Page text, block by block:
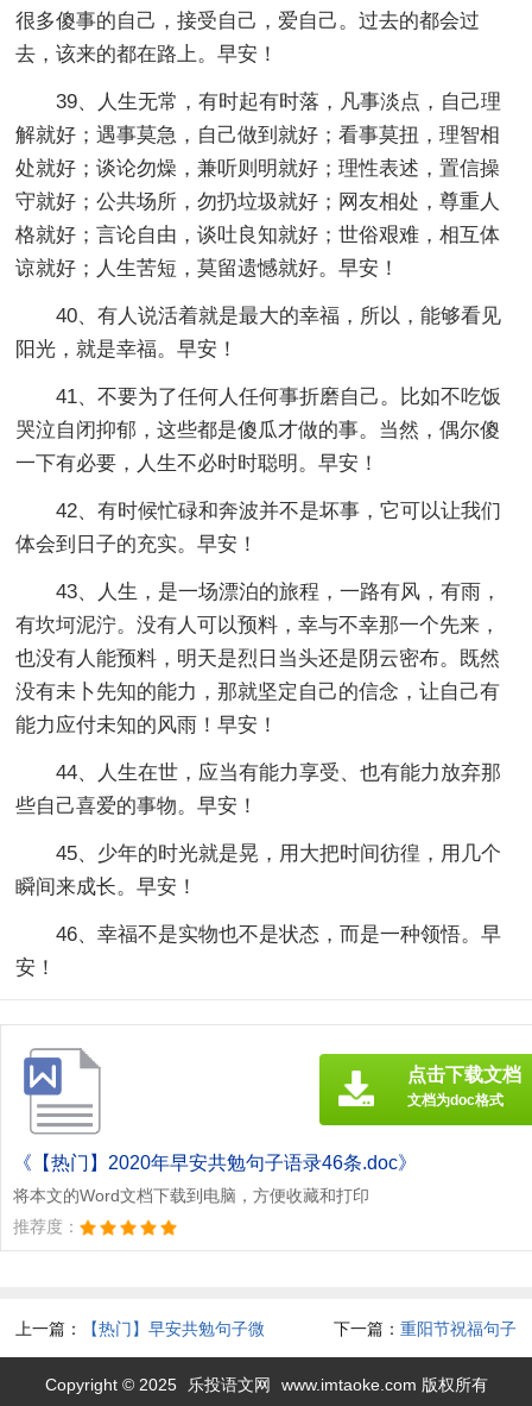
很多傻事的自己，接受自己，爱自己。过去的都会过
去，该来的都在路上。早安！
39、人生无常，有时起有时落，凡事淡点，自己理
解就好；遇事莫急，自己做到就好；看事莫扭，理智相
处就好；谈论勿燥，兼听则明就好；理性表述，置信操
守就好；公共场所，勿扔垃圾就好；网友相处，尊重人
格就好；言论自由，谈吐良知就好；世俗艰难，相互体
谅就好；人生苦短，莫留遗憾就好。早安！
40、有人说活着就是最大的幸福，所以，能够看见
阳光，就是幸福。早安！
41、不要为了任何人任何事折磨自己。比如不吃饭
哭泣自闭抑郁，这些都是傻瓜才做的事。当然，偶尔傻
一下有必要，人生不必时时聪明。早安！
42、有时候忙碌和奔波并不是坏事，它可以让我们
体会到日子的充实。早安！
43、人生，是一场漂泊的旅程，一路有风，有雨，
有坎坷泥泞。没有人可以预料，幸与不幸那一个先来，
也没有人能预料，明天是烈日当头还是阴云密布。既然
没有未卜先知的能力，那就坚定自己的信念，让自己有
能力应付未知的风雨！早安！
44、人生在世，应当有能力享受、也有能力放弃那
些自己喜爱的事物。早安！
45、少年的时光就是晃，用大把时间彷徨，用几个
瞬间来成长。早安！
46、幸福不是实物也不是状态，而是一种领悟。早
安！
《【热门】2020年早安共勉句子语录46条.doc》
将本文的Word文档下载到电脑，方便收藏和打印
推荐度：
点击下载文档
文档为doc格式
上一篇：
【热门】早安共勉句子微
下一篇： 重阳节祝福句子
Copyright © 2025 乐投语文网 www.imtaoke.com 版权所有